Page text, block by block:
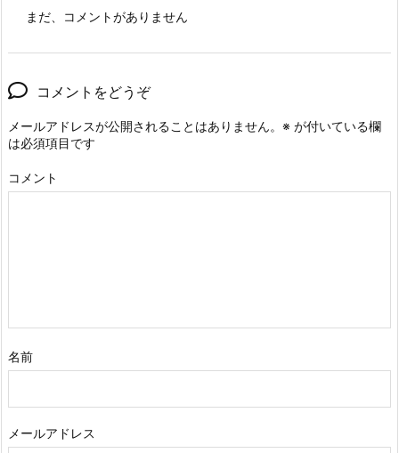
まだ、コメントがありません
コメントをどうぞ
メールアドレスが公開されることはありません。 ※ が付いている欄
は必須項目です
コメント
名前
メールアドレス